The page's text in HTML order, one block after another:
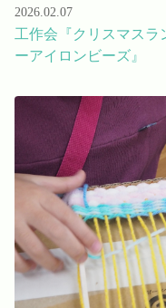
2026.02.07
工作会『クリスマスラ
ーアイロンビーズ』